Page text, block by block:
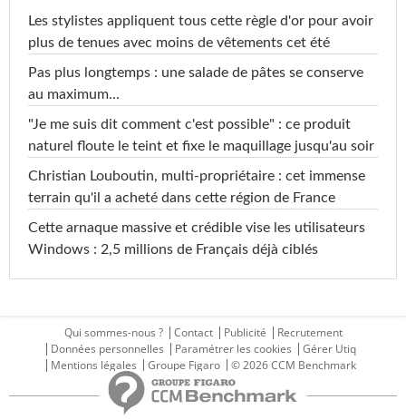
Les stylistes appliquent tous cette règle d'or pour avoir
plus de tenues avec moins de vêtements cet été
Pas plus longtemps : une salade de pâtes se conserve
au maximum...
"Je me suis dit comment c'est possible" : ce produit
naturel floute le teint et fixe le maquillage jusqu'au soir
Christian Louboutin, multi-propriétaire : cet immense
terrain qu'il a acheté dans cette région de France
Cette arnaque massive et crédible vise les utilisateurs
Windows : 2,5 millions de Français déjà ciblés
Qui sommes-nous ? Contact Publicité
Recrutement
Données personnelles
Paramétrer les cookies
Gérer Utiq
Mentions légales
Groupe Figaro © 2026 CCM Benchmark